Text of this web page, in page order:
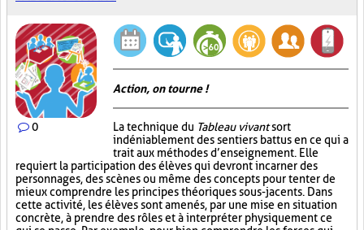
0
Action, on tourne !
La technique du Tableau vivantsort
indéniablement des sentiers battus en ce qui a
trait aux méthodes d’enseignement. Elle
requiert la participation des élèves qui devront incarner des
personnages, des scènes ou même des concepts pour tenter de
mieux comprendre les principes théoriques sous-jacents. Dans
cette activité, les élèves sont amenés, par une mise en situation
concrète, à prendre des rôles et à interpréter physiquement ce